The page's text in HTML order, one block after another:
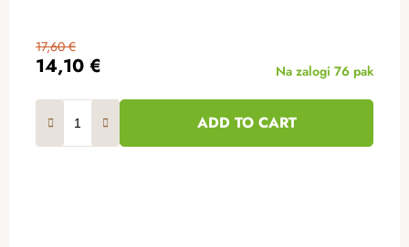
14,10 €
17,60 €
Na zalogi 76 pak
ADD TO CART